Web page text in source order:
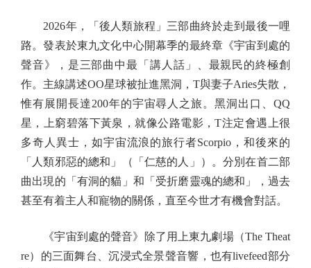
2026年，「後人類旅程」三部曲終於走到最後一哩
路。發表於東九文化中心開幕季的最終章《宇宙到處的
聲音》，是三部曲中最「講人話」、最親民的終極創
作。主線講述OO星球被扯進黑洞，T與妻子Aries失散，
惟有展開長達200年的宇宙尋人之旅。黑洞出口、QQ
星，上窮碧落下黃泉，就像公路電影，T注定會遇上很
多奇人異士，如宇宙流浪的旅行者Scorpio，和後來的
「人類邪惡的總和」（「仁慈的人」）。分別在首二部
曲出現的「有洞的貓」和「受折磨靈魂的總和」，過去
甚至有着主人和寵物的關係，直至今世才有機會對話。
《宇宙到處的聲音》除了用上東九劇場（The Theat
re）的三面舞台、沉浸式全景聲音響，也有livefeed部分